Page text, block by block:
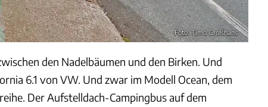
Foto: Timo Großhans
den Nadelbäumen und den Birken. Und
6.1 von VW. Und zwar im Modell Ocean, dem
Der Aufstelldach-Campingbus auf dem